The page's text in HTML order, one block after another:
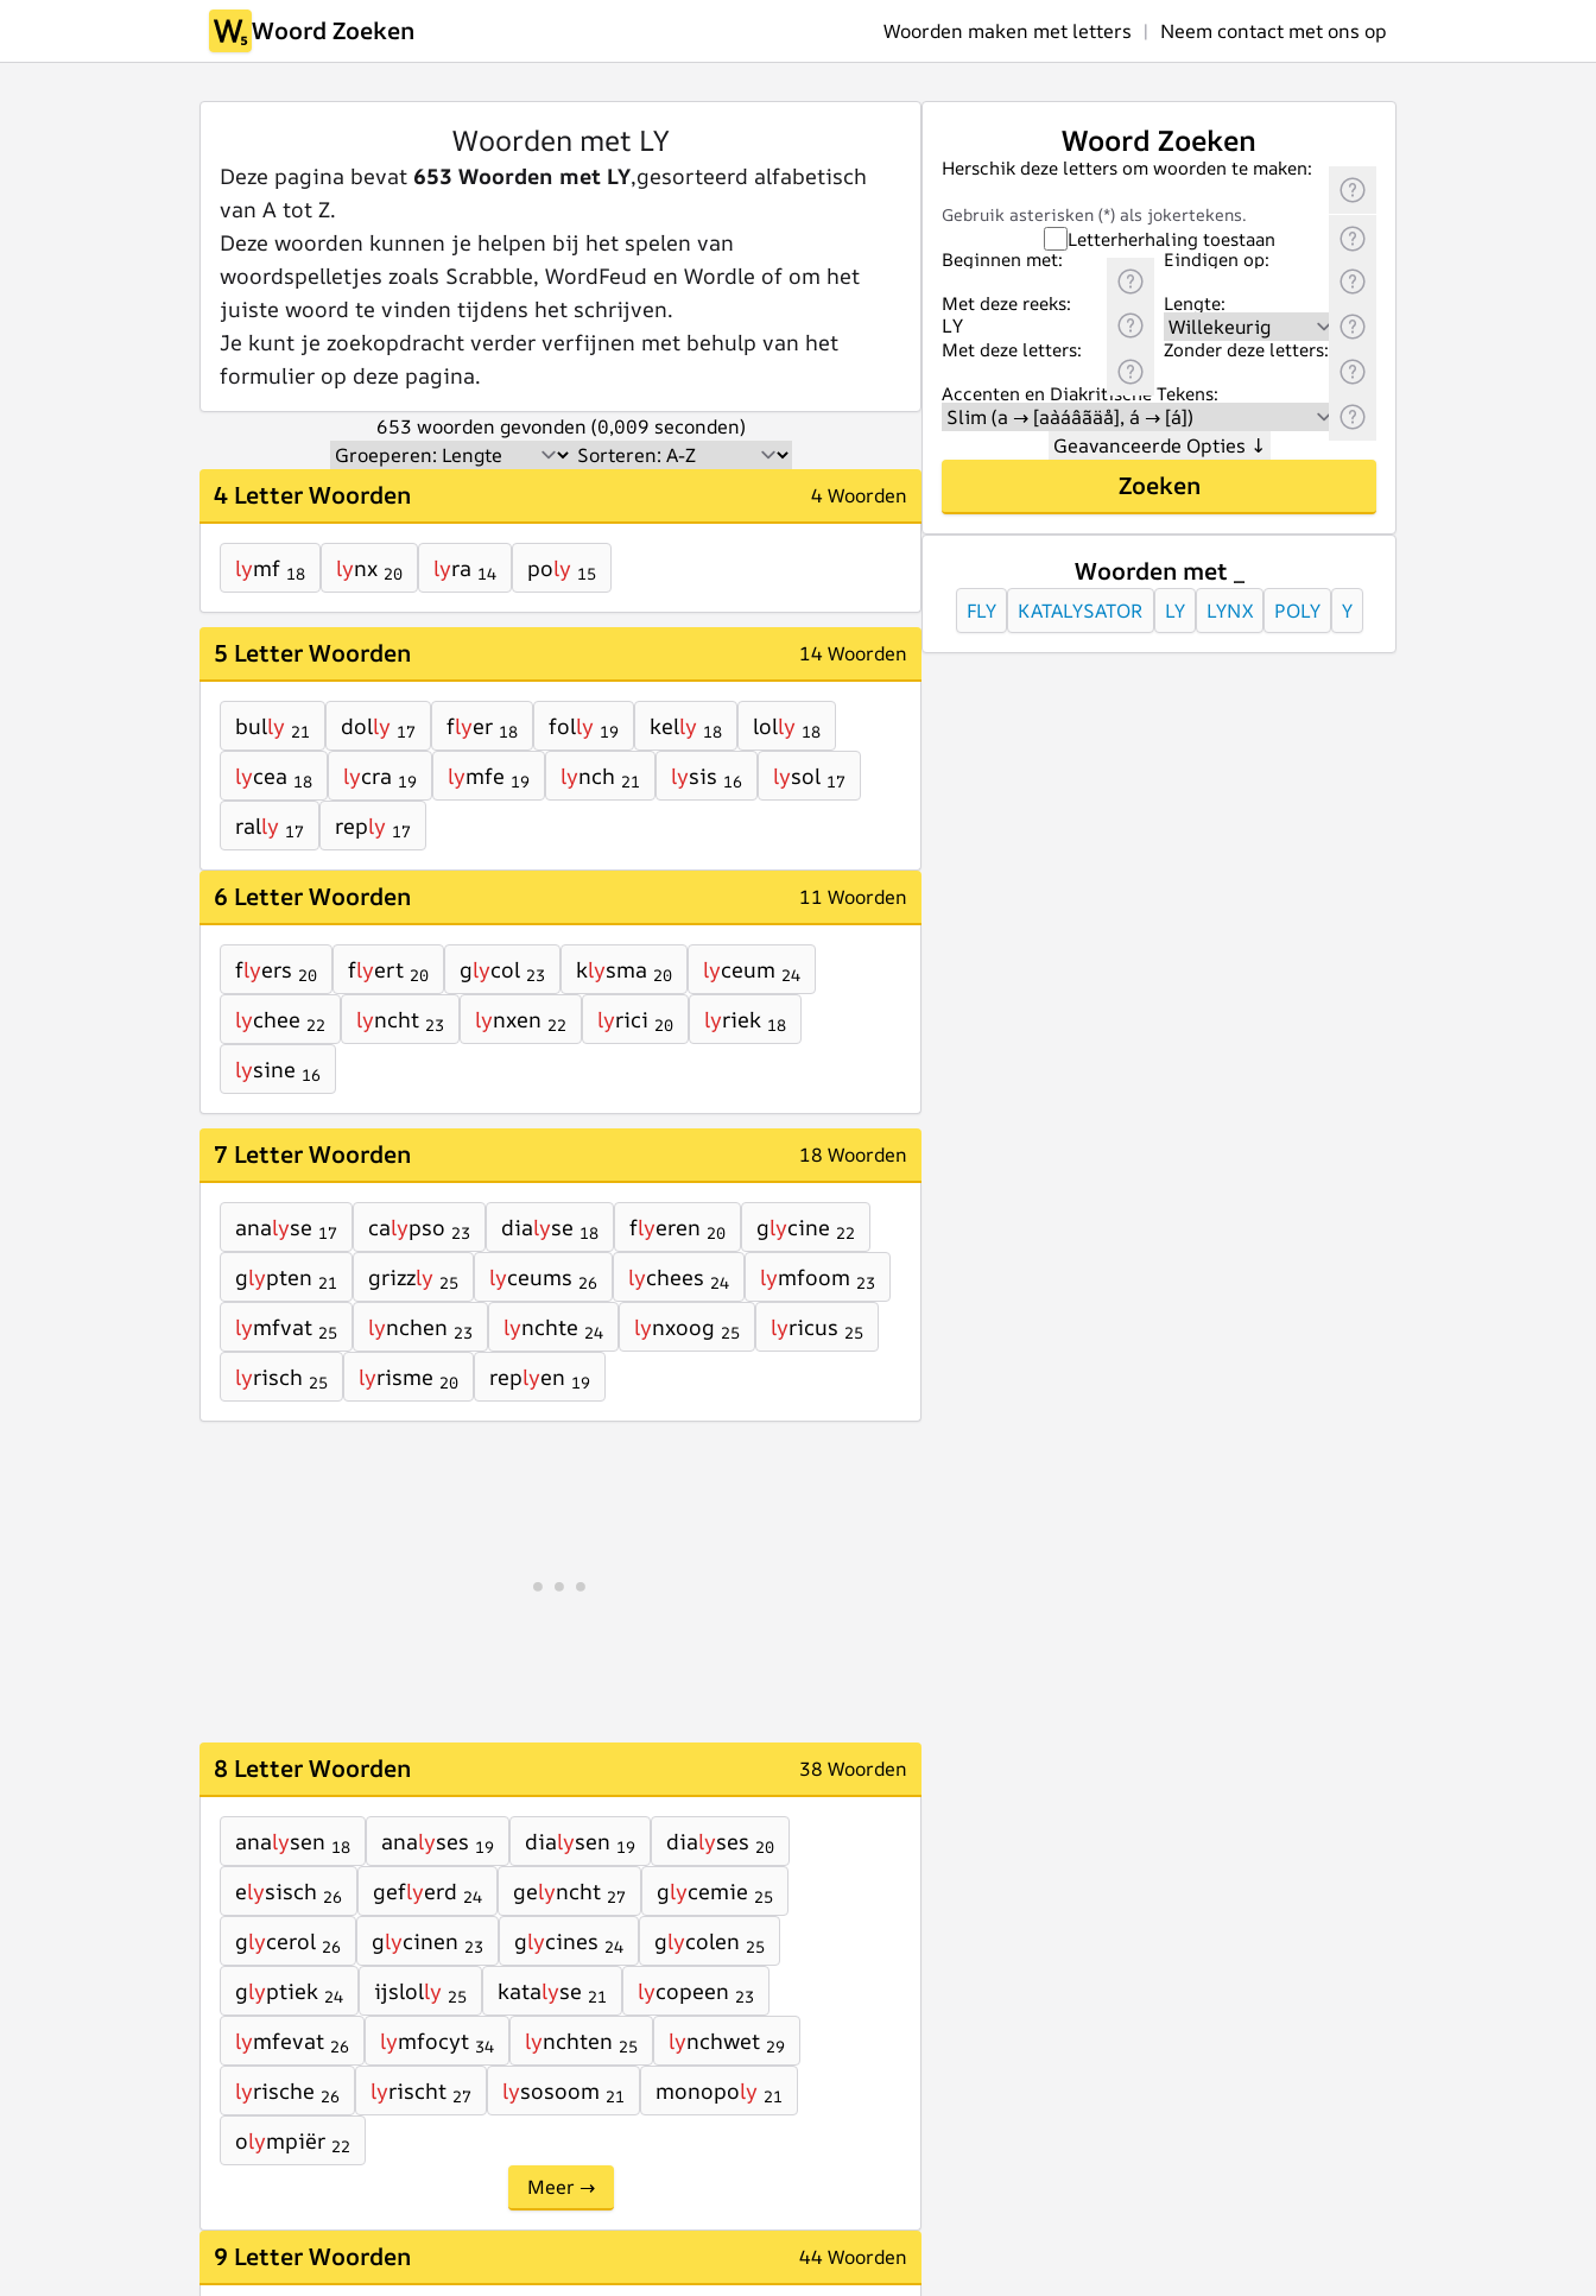
Woord Zoeken Woorden maken met letters | Neem contact met ons op
Woorden met LY
Deze pagina bevat 653 Woorden met LY,gesorteerd alfabetisch
van A tot Z.
Deze woorden kunnen je helpen bij het spelen van
woordspelletjes zoals Scrabble, WordFeud en Wordle of om het
juiste woord te vinden tijdens het schrijven.
Je kunt je zoekopdracht verder verfijnen met behulp van het
formulier op deze pagina.
653 woorden gevonden (0,009 seconden)
4 Letter Woorden 4 Woorden
lymf 18 lynx 20 lyra 14 poly 15
5 Letter Woorden 14 Woorden
bully 21 dolly 17 flyer 18 folly 19 kelly 18 lolly 18
lycea 18 lycra 19 lymfe 19 lynch 21 lysis 16 lysol 17
rally 17 reply 17
6 Letter Woorden 11 Woorden
flyers 20 flyert 20 glycol 23 klysma 20 lyceum 24
lychee 22 lyncht 23 lynxen 22 lyrici 20 lyriek 18
lysine 16
7 Letter Woorden 18 Woorden
analyse 17 calypso 23 dialyse 18 flyeren 20 glycine 22
glypten 21 grizzly 25 lyceums 26 lychees 24 lymfoom 23
lymfvat 25 lynchen 23 lynchte 24 lynxoog 25 lyricus 25
lyrisch 25 lyrisme 20 replyen 19
8 Letter Woorden 38 Woorden
analysen 18 analyses 19 dialysen 19 dialyses 20
elysisch 26 geflyerd 24 gelyncht 27 glycemie 25
glycerol 26 glycinen 23 glycines 24 glycolen 25
glyptiek 24 ijslolly 25 katalyse 21 lycopeen 23
lymfevat 26 lymfocyt 34 lynchten 25 lynchwet 29
lyrische 26 lyrischt 27 lysosoom 21 monopoly 21
olympiër 22
Meer →
9 Letter Woorden 44 Woorden
Woord Zoeken
Herschik deze letters om woorden te maken:
Gebruik asterisken (*) als jokertekens.
Letterherhaling toestaan
Beginnen met:
Eindigen op:
Met deze reeks:
Lengte:
Met deze letters:
Zonder deze letters:
Accenten en Diakritische Tekens:
Geavanceerde Opties ↓
Zoeken
Woorden met _
FLY KATALYSATOR LY LYNX POLY Y